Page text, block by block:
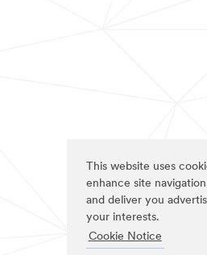
This website uses
enhance site
and deliver you
your interests.
Cookie Notice